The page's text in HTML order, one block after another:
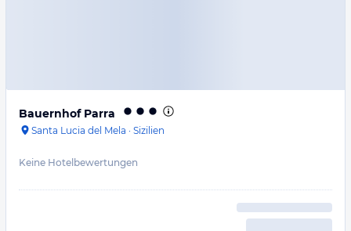
Bauernhof Parra
Santa Lucia del Mela · Sizilien
Keine Hotelbewertungen